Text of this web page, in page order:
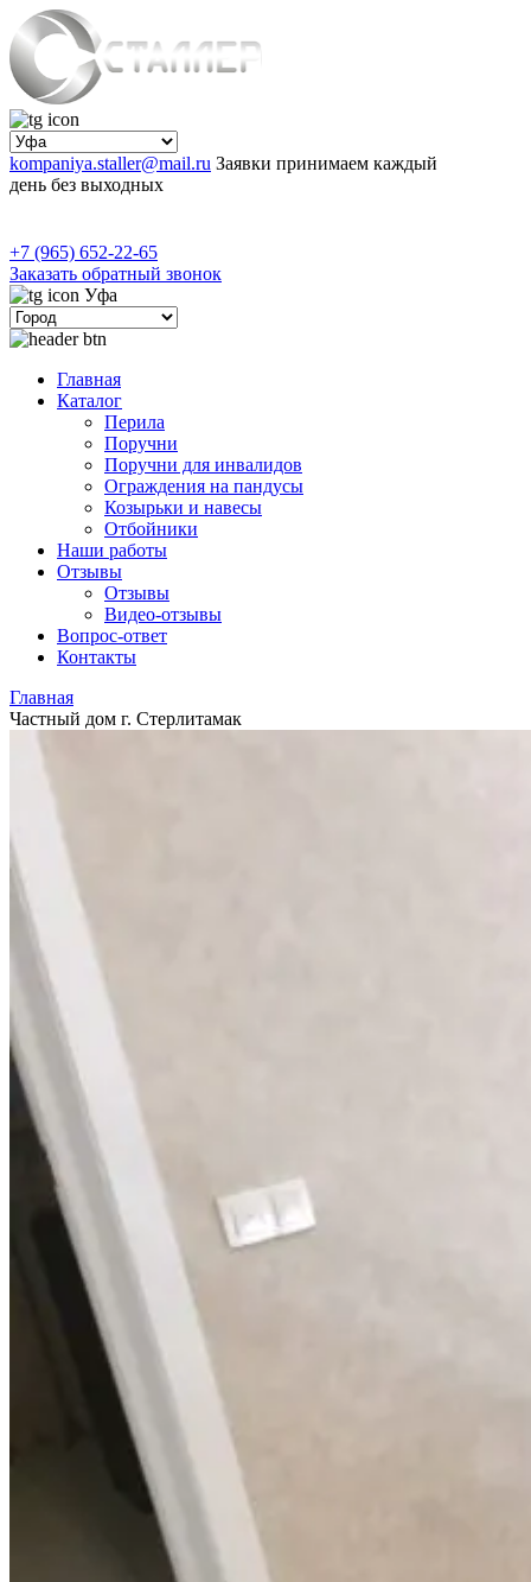
kompaniya.staller@mail.ru Заявки принимаем каждый
день без выходных
+7 (965) 652-22-65
Заказать обратный звонок
Уфа
Главная
Каталог
Перила
Поручни
Поручни для инвалидов
Ограждения на пандусы
Козырьки и навесы
Отбойники
Наши работы
Отзывы
Отзывы
Видео-отзывы
Вопрос-ответ
Контакты
Главная
Частный дом г. Стерлитамак